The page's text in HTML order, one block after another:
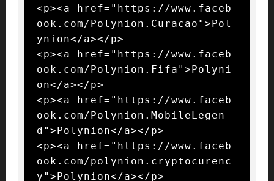
<p><a href="https://www.faceb
ook.com/Polynion.Curacao">Pol
ynion</a></p>
<p><a href="https://www.faceb
ook.com/Polynion.Fifa">Polyni
on</a></p>
<p><a href="https://www.faceb
ook.com/Polynion.MobileLegen
d">Polynion</a></p>
<p><a href="https://www.faceb
ook.com/polynion.cryptocurenc
y">Polynion</a></p>